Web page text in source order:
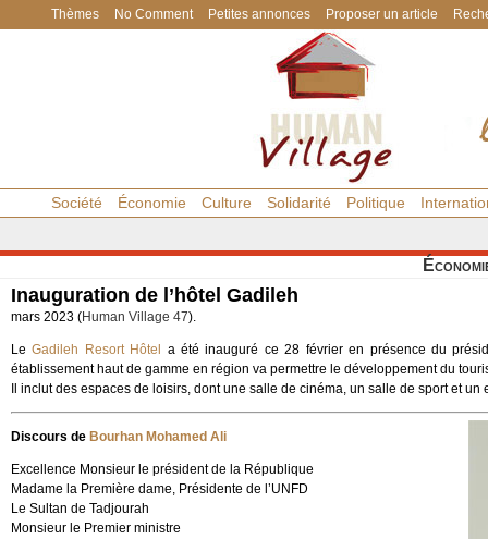
Thèmes No Comment Petites annonces Proposer un article
Société Économie Culture Solidarité Politique
Inauguration de l’hôtel Gadileh
mars 2023 (Human Village 47).
LeGadileh Resort Hôtel
a été inauguré ce 28 février en présence du
établissement haut de gamme en région va permettre le développement du
Il inclut des espaces de loisirs, dont une salle de cinéma, un salle de sport et un
Discours de Bourhan Mohamed Ali
Excellence Monsieur le président de la République
Madame la Première dame, Présidente de l’UNFD
Le Sultan de Tadjourah
Monsieur le Premier ministre